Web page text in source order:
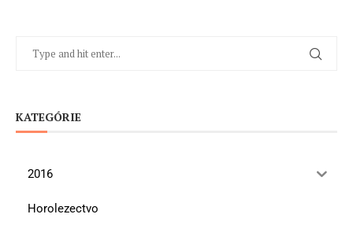
KATEGÓRIE
2016
Horolezectvo